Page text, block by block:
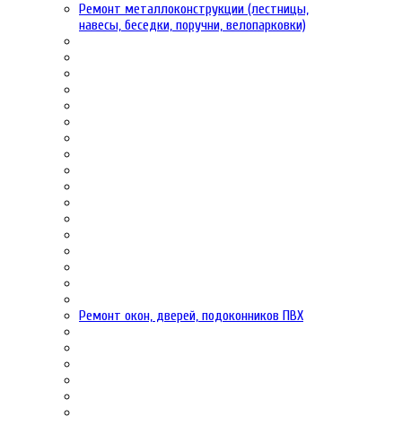
Ремонт металлоконструкции (лестницы,
навесы, беседки, поручни, велопарковки)
Ремонт окон, дверей, подоконников ПВХ